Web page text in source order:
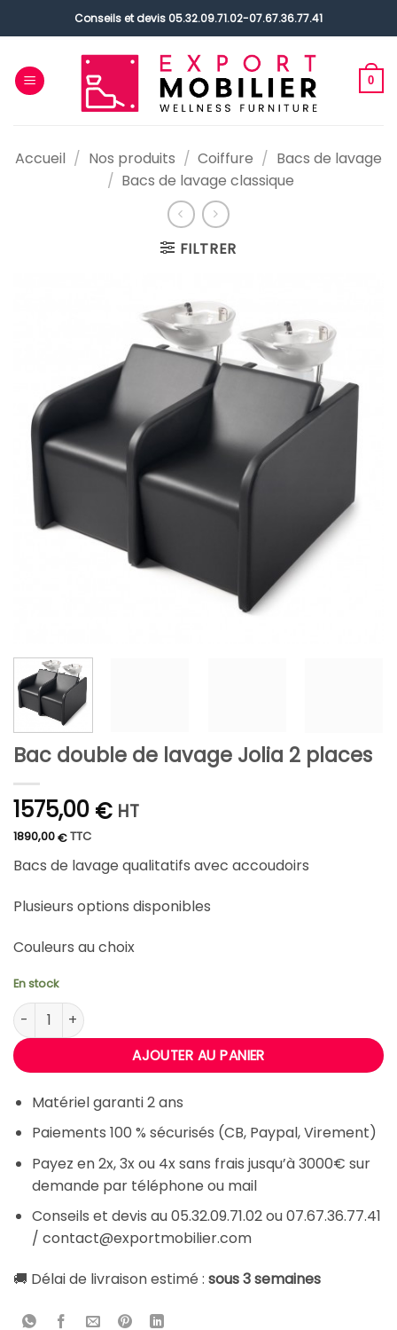
au
Conseils et devis 05.32.09.71.02-07.67.36.77.41
0
Accueil / Nos produits / Coiffure / Bacs de lavage
/ Bacs de lavage classique
FILTRER
Bac double de lavage Jolia 2 places
1575,00 € HT
1890,00€TTC
Bacs de lavage qualitatifs avec accoudoirs
Plusieurs options disponibles
Couleurs au choix
En stock
quantité de Bac double de lavage Jolia 2 places
AJOUTER AU PANIER
Matériel garanti 2 ans
Paiements 100 % sécurisés (CB, Paypal, Virement)
Payez en 2x, 3x ou 4x sans frais jusqu’à 3000€ sur
demande par téléphone ou mail
Conseils et devis au 05.32.09.71.02 ou 07.67.36.77.41
/ contact@exportmobilier.com
🚚 Délai de livraison estimé : sous 3 semaines